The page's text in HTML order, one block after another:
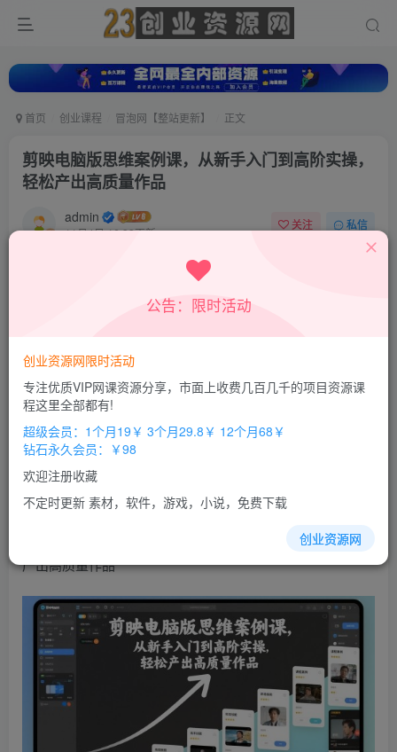
首页 创业课程 冒泡网【整站更新】 正文
剪映电脑版思维案例课，从新手入门到高阶实操，
轻松产出高质量作品
admin
11月4日 16:33更新
关注 私信
超级会员
立即购买
您当前未登录！建议登陆后购买，办理会员包月更省钱，可保存购
入门到高阶实操，轻松
产出高质量作品
公告：限时活动
创业资源网限时活动
专注优质VIP网课资源分享，市面上收费几百几千的项目资源课
程这里全部都有!
超级会员：1个月19￥ 3个月29.8￥ 12个月68￥
钻石永久会员：￥98
欢迎注册收藏
不定时更新 素材，软件，游戏，小说，免费下载
创业资源网